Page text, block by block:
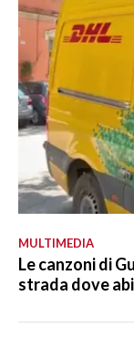
MULTIMEDIA
Le canzoni di
strada dove